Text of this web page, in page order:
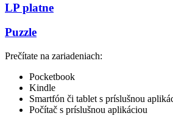
LP platne
Puzzle
Prečítate na zariadeniach:
Pocketbook
Kindle
Smartfón či tablet s príslušnou
Počítač s príslušnou aplikáciou